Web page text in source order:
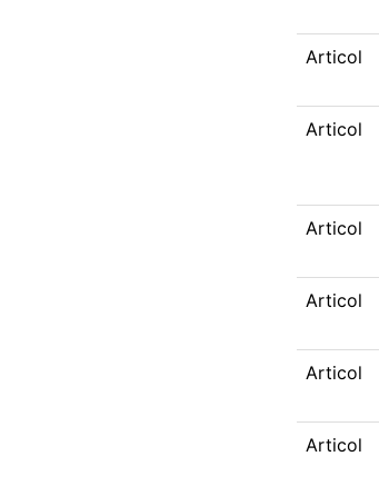
Articol
Articol
Articol
Articol
Articol
Articol